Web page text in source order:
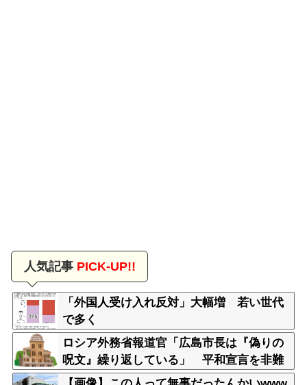
人気記事PICK-UP!!
「外国人受け入れ反対」大幅増 若い世代
で多く
ロシア外務省報道官「広島市長は『偽りの
呪文』繰り返している」 平和宣言を非難